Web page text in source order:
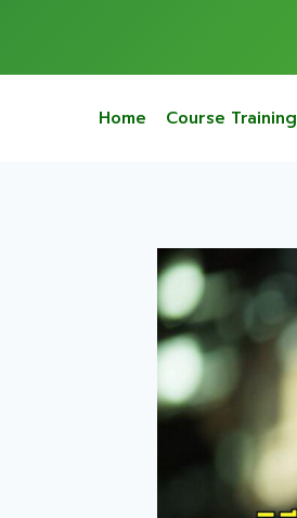
Home Course Training